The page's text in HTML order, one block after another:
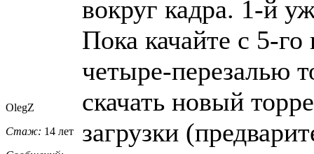
OlegZ
Стаж: 14 лет
вокруг кадра. 1-й
Пока качайте с 5-
четыре-перезалью
скачать новый
загрузки